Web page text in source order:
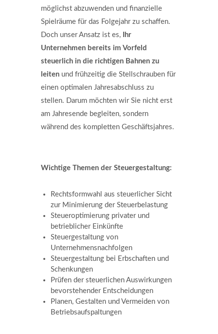
möglichst abzuwenden und finanzielle
Spielräume für das Folgejahr zu schaffen.
Doch unser Ansatz ist es,
Ihr
Unternehmen bereits im Vorfeld
steuerlich in die richtigen Bahnen zu
leiten und frühzeitig die Stellschrauben für
einen optimalen Jahresabschluss zu
stellen. Darum möchten wir Sie nicht erst
am Jahresende begleiten, sondern
während des kompletten Geschäftsjahres.
Wichtige Themen der Steuergestaltung:
Rechtsformwahl aus steuerlicher Sicht
zur Minimierung der Steuerbelastung
Steueroptimierung privater und
betrieblicher Einkünfte
Steuergestaltung von
Unternehmensnachfolgen
Steuergestaltung bei Erbschaften und
Schenkungen
Prüfen der steuerlichen Auswirkungen
bevorstehender Entscheidungen
Planen, Gestalten und Vermeiden von
Betriebsaufspaltungen